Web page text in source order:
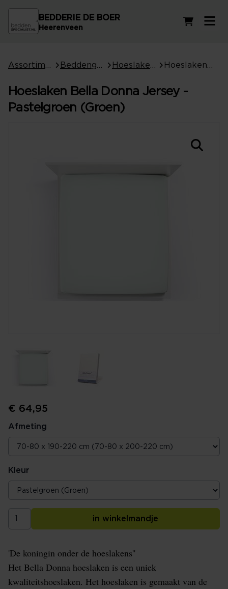
BEDDERIE DE BOER
Heerenveen
Hoeslaken Bella Donna Jersey -
Pastelgroen (Groen)
€ 64,95
Afmeting
Kleur
in winkelmandje
'De koningin onder de hoeslakens''
Het Bella Donna hoeslaken is een uniek
kwaliteitshoeslaken. Het hoeslaken is gemaakt van de